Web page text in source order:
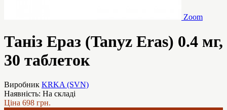
Zoom
Таніз Ераз (Tanyz Eras) 0.4 мг,
30 таблеток
Виробник KRKA (SVN)
Наявність: На складі
Ціна 698 грн.